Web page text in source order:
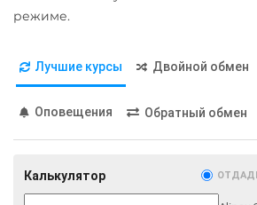
Shib
Starknet (STRK)
UAH
ПУМБ UAH
Райффайзен
RUB UAH
РНКБ RUB
UAH
режиме.
Лучшие курсы Двойной обмен
Оповещения Обратный обмен
Калькулятор